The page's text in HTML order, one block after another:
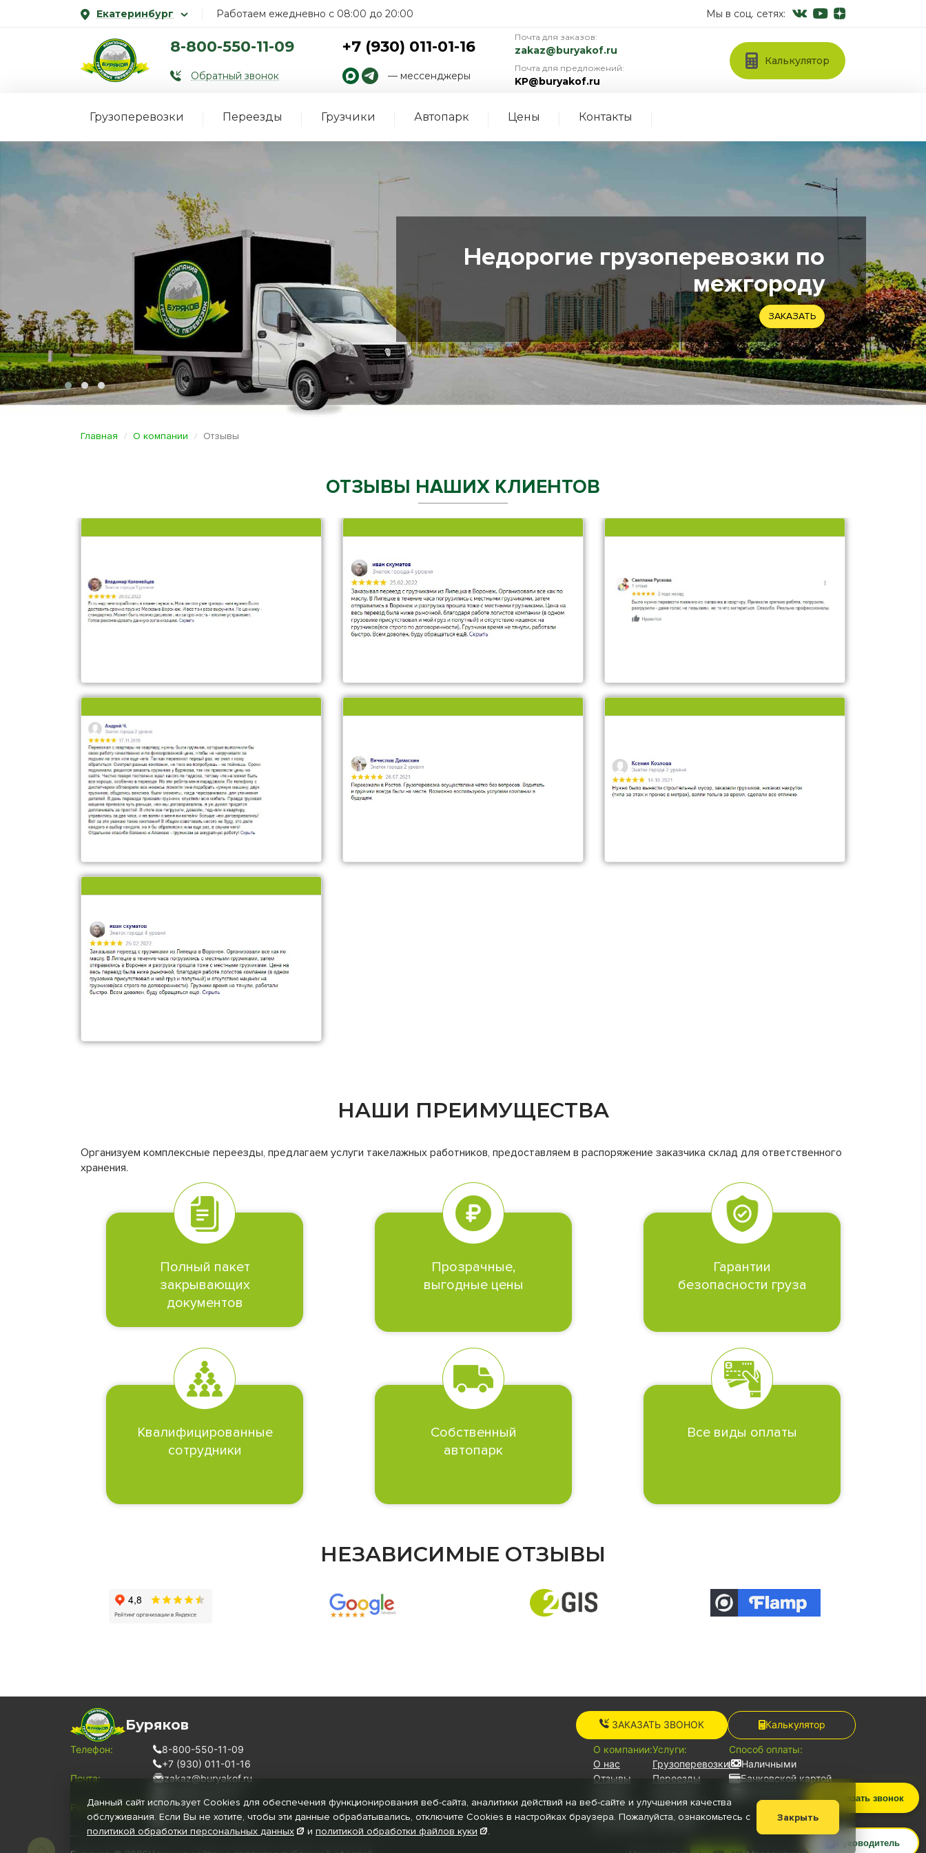
Екатеринбург Работаем ежедневно с 08:00 до 20:00 Мы в соц. сетях:
8-800-550-11-09
Обратный звонок
+7 (930) 011-01-16
— мессенджеры
Почта для заказов:
zakaz@buryakof.ru
Почта для предложений:
KP@buryakof.ru
Калькулятор
Грузоперевозки Переезды Грузчики Автопарк Цены Контакты
Недорогие грузоперевозки по
межгороду
ЗАКАЗАТЬ
Главная О компании Отзывы
ОТЗЫВЫ НАШИХ КЛИЕНТОВ
НАШИ ПРЕИМУЩЕСТВА
Организуем комплексные переезды, предлагаем услуги такелажных работников, предоставляем в распоряжение заказчика склад для ответственного
хранения.
Полный пакет
закрывающих
документов
Прозрачные,
выгодные цены
Гарантии
безопасности груза
Квалифицированные
сотрудники
Собственный
автопарк
Все виды оплаты
Заказать звонок
Руководитель
НЕЗАВИСИМЫЕ ОТЗЫВЫ
Буряков ЗАКАЗАТЬ ЗВОНОК Калькулятор
Телефон:
8-800-550-11-09
+7 (930) 011-01-16
Почта:
zakaz@buryakof.ru
Режим работы:
Ежедневно
С 08:00 до 20:00
О компании:
О нас
Отзывы
Вакансии
Документы
Услуги:
Грузоперевозки
Переезды
Для юр.лиц
Автопарк
Способ оплаты:
Наличными
Банковской картой
Данный сайт использует Cookies для обеспечения функционирования веб-сайта, аналитики действий на веб-сайте и улучшения качества
обслуживания. Если Вы не хотите, чтобы эти данные обрабатывались, отключите Cookies в настройках браузера. Пожалуйста, ознакомьтесь с
политикой обработки персональных данных и политикой обработки файлов куки .
Закрыть